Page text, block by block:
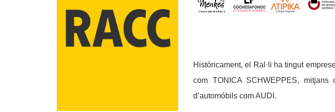
Històricament, el Ral·li ha tingut
com TONICA SCHWEPPES, mitjans
d’automóbils com AUDI.